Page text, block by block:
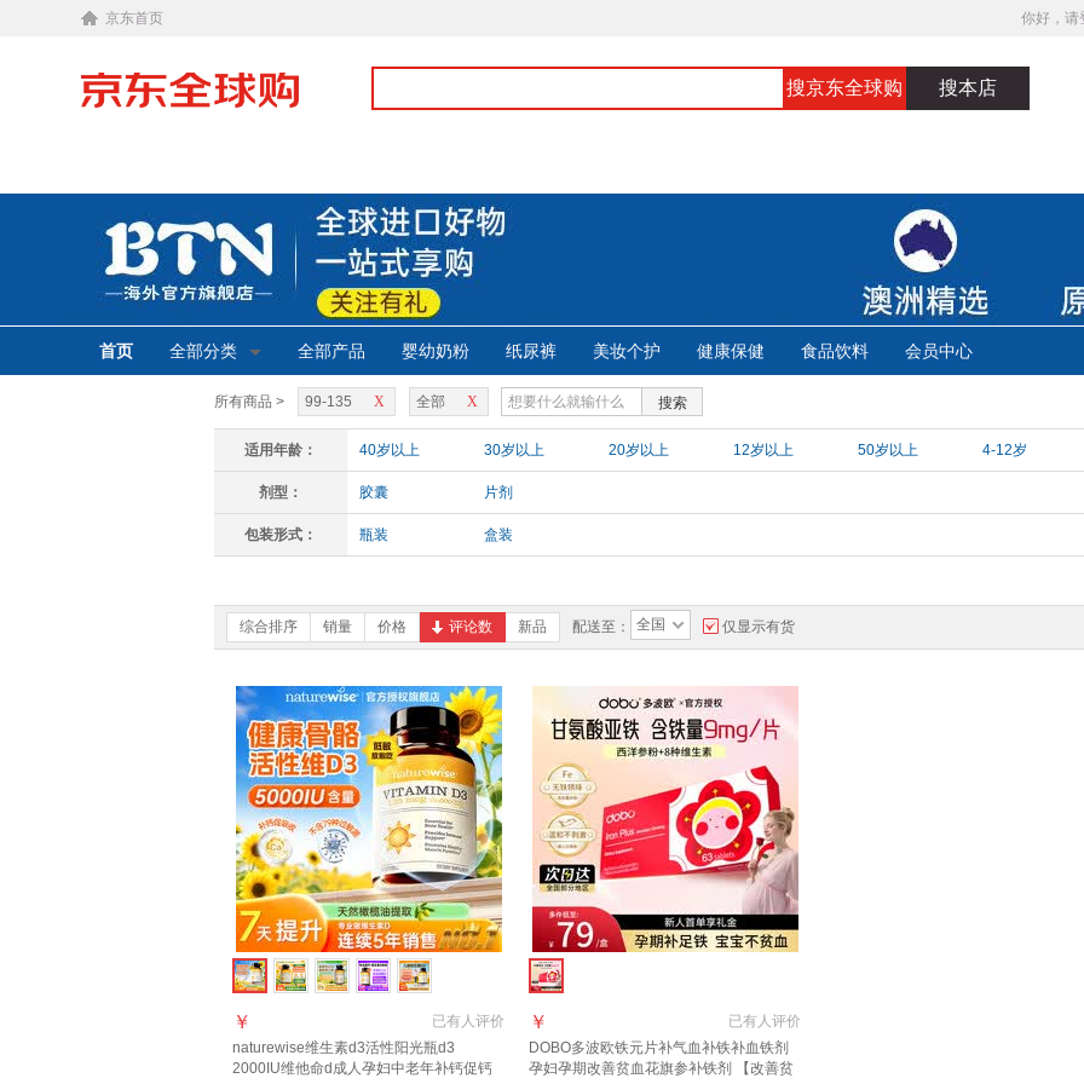
京东首页 你好，请
搜京东全球购 搜本店
首页 全部分类 全部产品 婴幼奶粉 纸尿裤 美妆个护 健康保健 食品饮料 会员中心
所有商品 > X
99-135 X
全部 搜索
适用年龄： 40岁以上 30岁以上 20岁以上 12岁以上 50岁以上 4-12岁
剂型： 胶囊 片剂
包装形式： 瓶装 盒装
综合排序 销量 价格 评论数 新品 配送至： 全国 仅显示有货
已有人评价
￥
naturewise维生素d3活性阳光瓶d3
2000IU维他命d成人孕妇中老年补钙促钙
已有人评价
￥
DOBO多波欧铁元片补气血补铁补血铁剂
孕妇孕期改善贫血花旗参补铁剂 【改善贫